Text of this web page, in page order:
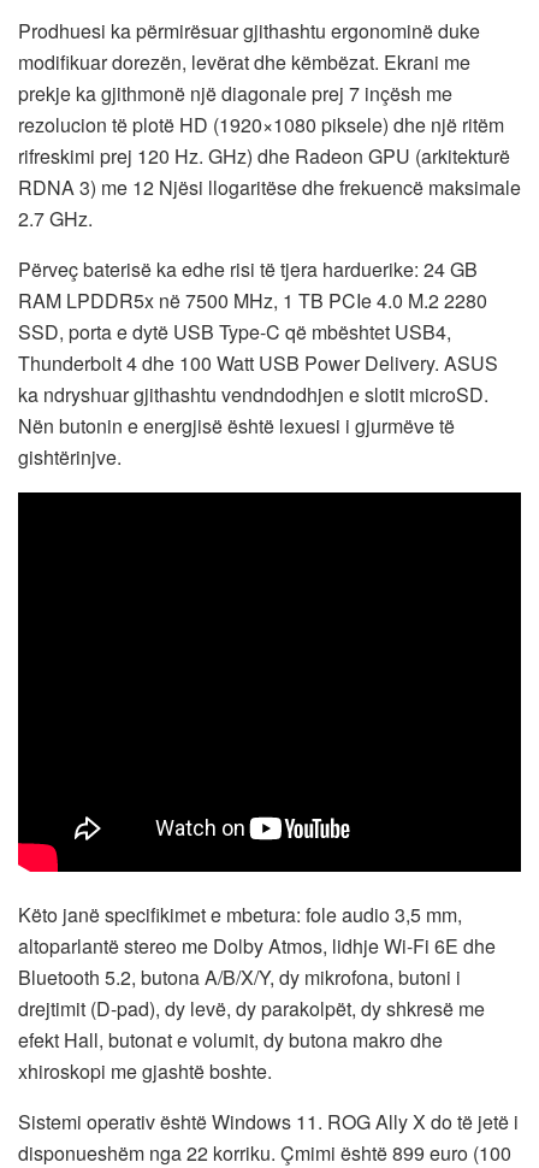
Prodhuesi ka përmirësuar gjithashtu ergonominë duke
modifikuar dorezën, levërat dhe këmbëzat. Ekrani me
prekje ka gjithmonë një diagonale prej 7 inçësh me
rezolucion të plotë HD (1920×1080 piksele) dhe një ritëm
rifreskimi prej 120 Hz. GHz) dhe Radeon GPU (arkitekturë
RDNA 3) me 12 Njësi llogaritëse dhe frekuencë maksimale
2.7 GHz.
Përveç baterisë ka edhe risi të tjera harduerike: 24 GB
RAM LPDDR5x në 7500 MHz, 1 TB PCIe 4.0 M.2 2280
SSD, porta e dytë USB Type-C që mbështet USB4,
Thunderbolt 4 dhe 100 Watt USB Power Delivery. ASUS
ka ndryshuar gjithashtu vendndodhjen e slotit microSD.
Nën butonin e energjisë është lexuesi i gjurmëve të
gishtërinjve.
Këto janë specifikimet e mbetura: fole audio 3,5 mm,
altoparlantë stereo me Dolby Atmos, lidhje Wi-Fi 6E dhe
Bluetooth 5.2, butona A/B/X/Y, dy mikrofona, butoni i
drejtimit (D-pad), dy levë, dy parakolpët, dy shkresë me
efekt Hall, butonat e volumit, dy butona makro dhe
xhiroskopi me gjashtë boshte.
Sistemi operativ është Windows 11. ROG Ally X do të jetë i
disponueshëm nga 22 korriku. Çmimi është 899 euro (100